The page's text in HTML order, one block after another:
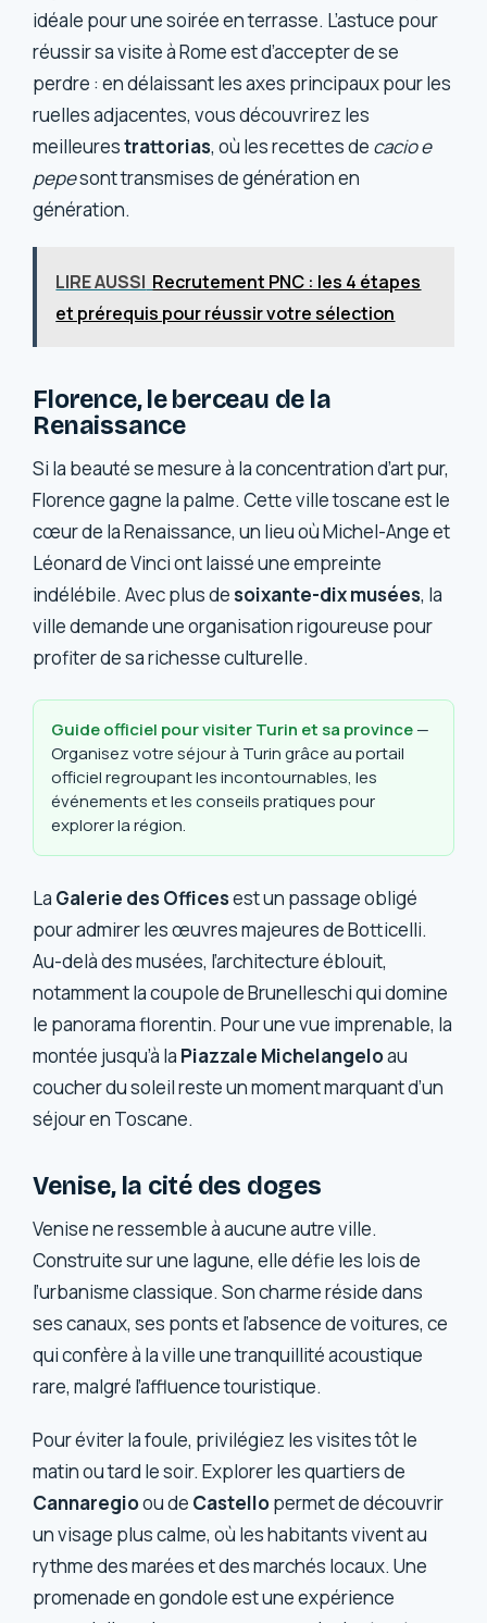
idéale pour une soirée en terrasse. L’astuce pour
réussir sa visite à Rome est d’accepter de se
perdre : en délaissant les axes principaux pour les
ruelles adjacentes, vous découvrirez les
meilleurestrattorias, où les recettes de cacio e
pepesont transmises de génération en
génération.
LIRE AUSSI Recrutement PNC : les 4 étapes
et prérequis pour réussir votre sélection
Florence, le berceau de la
Renaissance
Si la beauté se mesure à la concentration d’art pur,
Florence gagne la palme. Cette ville toscane est le
cœur de la Renaissance, un lieu où Michel-Ange et
Léonard de Vinci ont laissé une empreinte
indélébile. Avec plus de soixante-dix musées, la
ville demande une organisation rigoureuse pour
profiter de sa richesse culturelle.
Guide officiel pour visiter Turin et sa province—
Organisez votre séjour à Turin grâce au portail
officiel regroupant les incontournables, les
événements et les conseils pratiques pour
explorer la région.
La Galerie des Officesest un passage obligé
pour admirer les œuvres majeures de Botticelli.
Au-delà des musées, l’architecture éblouit,
notamment la coupole de Brunelleschi qui domine
le panorama florentin. Pour une vue imprenable, la
montée jusqu’à la Piazzale Michelangeloau
coucher du soleil reste un moment marquant d’un
séjour en Toscane.
Venise, la cité des doges
Venise ne ressemble à aucune autre ville.
Construite sur une lagune, elle défie les lois de
l’urbanisme classique. Son charme réside dans
ses canaux, ses ponts et l’absence de voitures, ce
qui confère à la ville une tranquillité acoustique
rare, malgré l’affluence touristique.
Pour éviter la foule, privilégiez les visites tôt le
matin ou tard le soir. Explorer les quartiers de
Cannaregioou de Castellopermet de découvrir
un visage plus calme, où les habitants vivent au
rythme des marées et des marchés locaux. Une
promenade en gondole est une expérience